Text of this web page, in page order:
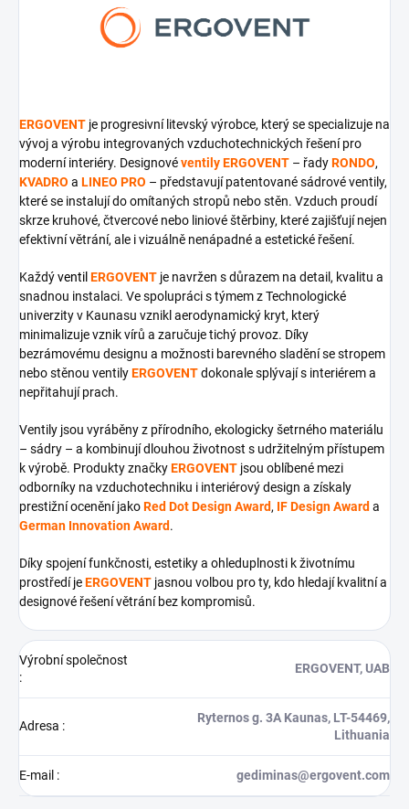
ERGOVENT je progresivní litevský výrobce, který se specializuje na
vývoj a výrobu integrovaných vzduchotechnických řešení pro
moderní interiéry. Designovéventily ERGOVENT – řadyRONDO,
KVADRO a LINEO PRO – představují patentované sádrové ventily,
které se instalují do omítaných stropů nebo stěn. Vzduch proudí
skrze kruhové, čtvercové nebo liniové štěrbiny, které zajišťují nejen
efektivní větrání, ale i vizuálně nenápadné a estetické řešení.
Každýventil ERGOVENT je navržen s důrazem na detail, kvalitu a
snadnou instalaci. Ve spolupráci s týmem z Technologické
univerzity v Kaunasu vznikl aerodynamický kryt, který
minimalizuje vznik vírů a zaručuje tichý provoz. Díky
bezrámovému designu a možnosti barevného sladění se stropem
nebo stěnou ventilyERGOVENTdokonale splývají s interiérem a
nepřitahují prach.
Ventily jsou vyráběny z přírodního, ekologicky šetrného materiálu
– sádry – a kombinují dlouhou životnost s udržitelným přístupem
k výrobě. Produkty značkyERGOVENT jsou oblíbené mezi
odborníky na vzduchotechniku i interiérový design a získaly
prestižní ocenění jakoRed Dot Design Award, IF Design Award a
German Innovation Award.
Díky spojení funkčnosti, estetiky a ohleduplnosti k životnímu
prostředí jeERGOVENT jasnou volbou pro ty, kdo hledají kvalitní a
designové řešení větrání bez kompromisů.
Výrobní společnost
:
ERGOVENT, UAB
Adresa :
Ryternos g. 3A Kaunas, LT-54469,
Lithuania
E-mail : gediminas@ergovent.com